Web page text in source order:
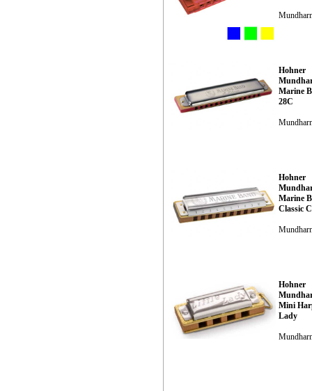
Hohner
Marine
28C
Hohner
Marine
Classic C
Hohner
Mini
Lady